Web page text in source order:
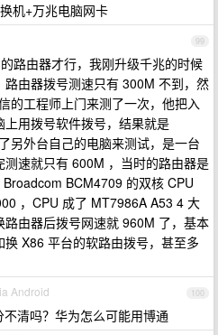
机+万兆电脑网卡
99
路由器才行，我刚升级千兆的时候
由器拨号测速只有 300M 不到，然
的工程师上门来测了一次，他把入
用拨号软件拨号，结果就是
另外台自己的电脑来测试，是一台
速就只有 600M ，当时的路由器是
BCM4709 的双核 CPU
，CPU 成了 MT7986A A53 4 大
由器后拨号网速就 960M 了，基本
换 X86 平台的软路由拨号，甚至多
100
Android
清吗？华为怎么可能用博通